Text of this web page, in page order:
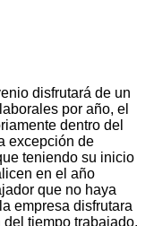
disfrutará de un
por año, el
dentro del
excepción de
teniendo su inicio
en el año
que no haya
empresa disfrutara
tiempo trabajado.